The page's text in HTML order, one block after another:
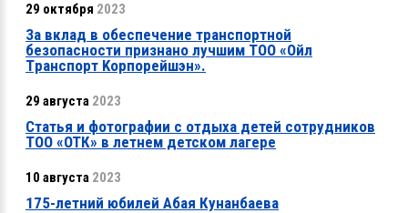
29 октября 2023
За вклад в обеспечение транспортной
безопасности признано лучшим ТОО «Ойл
Tранспорт Kорпорейшэн».
29 августа 2023
Статья и фотографии с отдыха детей сотрудников
ТОО «ОТК» в летнем детском лагере
10 августа 2023
175-летний юбилей Абая Кунанбаева